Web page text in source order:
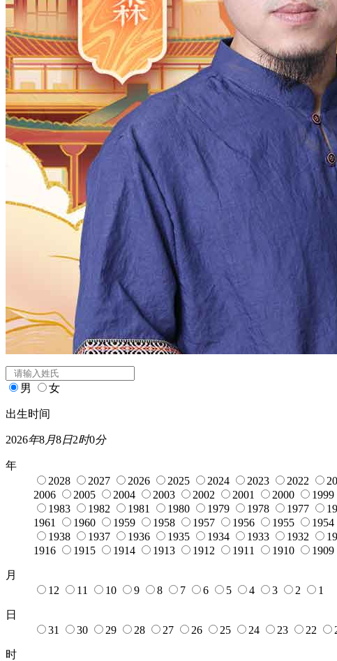
1938
1937 1936 1935 1934 1933 1932
1915 1914 1913 1911 1910 1909
月
12
11 10 9 8 7 6 4 3 2 1
日
31
30 29 28 27 26 25 24 23
时
23
22 21 20 19 18 17 16 14
59
58 56 52 51 50
28
27 25 24 22 21
宝宝起名
*
男 女
出生时间
2026年8月8日2时0分
年
2028
2027 2026 2025 2024 2023 2022
2006
2005 2004 2003 2002 2001 2000 1999
1983
1982 1981 1980 1979 1978 1977
1961
1960 1959 1958 1957 1956 1955 1954
1938
1937 1936 1935 1934 1933 1932
1916
1915 1914 1913 1912 1911 1910 1909
月
12
11 10 9 8 7 6 5 4 3 2 1
日
31
30 29 28 27 26 25 24 23 22
时